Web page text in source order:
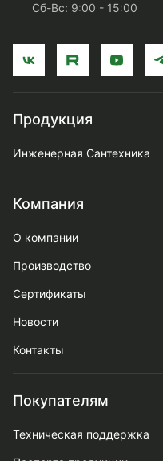
Сб-Вс: 9:00 - 15:00
Продукция
Инженерная Сантехника
Компания
О компании
Производство
Сертификаты
Новости
Контакты
Покупателям
Техническая поддержка